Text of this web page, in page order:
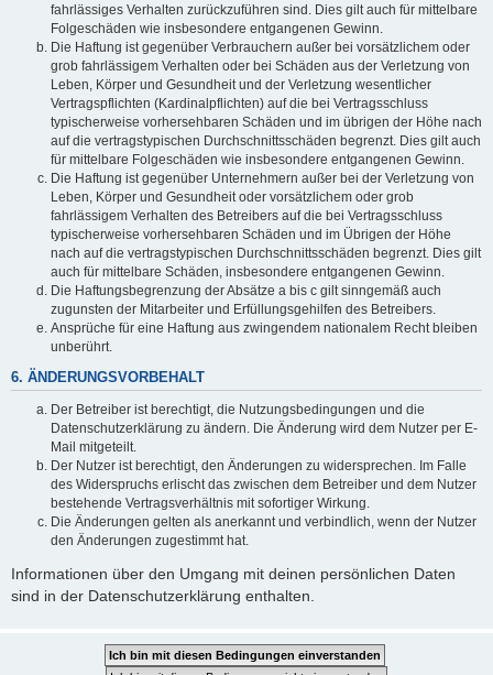
fahrlässiges Verhalten zurückzuführen sind. Dies gilt auch für mittelbare
Folgeschäden wie insbesondere entgangenen Gewinn.
Die Haftung ist gegenüber Verbrauchern außer bei vorsätzlichem oder
grob fahrlässigem Verhalten oder bei Schäden aus der Verletzung von
Leben, Körper und Gesundheit und der Verletzung wesentlicher
Vertragspflichten (Kardinalpflichten) auf die bei Vertragsschluss
typischerweise vorhersehbaren Schäden und im übrigen der Höhe nach
auf die vertragstypischen Durchschnittsschäden begrenzt. Dies gilt auch
für mittelbare Folgeschäden wie insbesondere entgangenen Gewinn.
Die Haftung ist gegenüber Unternehmern außer bei der Verletzung von
Leben, Körper und Gesundheit oder vorsätzlichem oder grob
fahrlässigem Verhalten des Betreibers auf die bei Vertragsschluss
typischerweise vorhersehbaren Schäden und im Übrigen der Höhe
nach auf die vertragstypischen Durchschnittsschäden begrenzt. Dies gilt
auch für mittelbare Schäden, insbesondere entgangenen Gewinn.
Die Haftungsbegrenzung der Absätze a bis c gilt sinngemäß auch
zugunsten der Mitarbeiter und Erfüllungsgehilfen des Betreibers.
Ansprüche für eine Haftung aus zwingendem nationalem Recht bleiben
unberührt.
6. ÄNDERUNGSVORBEHALT
Der Betreiber ist berechtigt, die Nutzungsbedingungen und die
Datenschutzerklärung zu ändern. Die Änderung wird dem Nutzer per E-
Mail mitgeteilt.
Der Nutzer ist berechtigt, den Änderungen zu widersprechen. Im Falle
des Widerspruchs erlischt das zwischen dem Betreiber und dem Nutzer
bestehende Vertragsverhältnis mit sofortiger Wirkung.
Die Änderungen gelten als anerkannt und verbindlich, wenn der Nutzer
den Änderungen zugestimmt hat.
Informationen über den Umgang mit deinen persönlichen Daten
sind in der Datenschutzerklärung enthalten.